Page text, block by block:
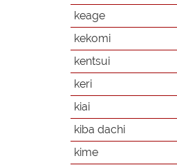
keage
kekomi
kentsui
keri
kiai
kiba dachi
kime